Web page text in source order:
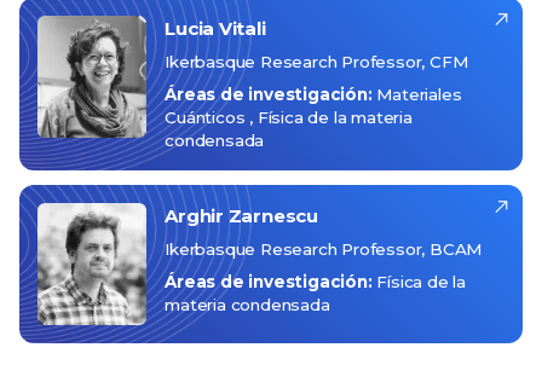
Lucia Vitali
Ikerbasque Research Professor, CFM
Áreas de investigación: Materiales
Cuánticos
Física de la materia
condensada
Arghir Zarnescu
Ikerbasque Research Professor, BCAM
Áreas de investigación: Física de la
materia condensada